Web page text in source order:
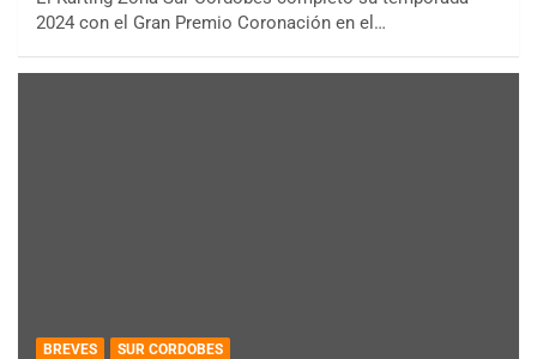
2024 con el Gran Premio Coronación en el…
BREVES SUR CORDOBES